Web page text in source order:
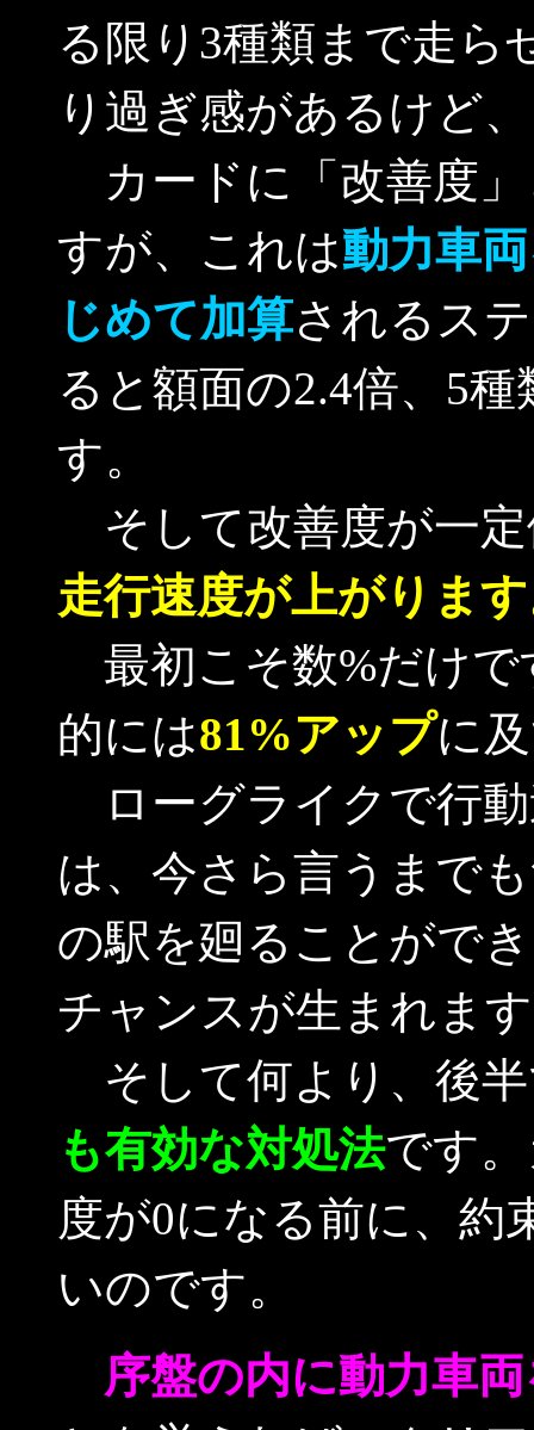
る限り3種類まで走ら
り過ぎ感があるけど
カードに「改善度
すが、これは動力車
じめて加算されるス
ると額面の2.4倍、5
す。
そして改善度が一
走行速度が上がりま
最初こそ数%だけで
的には81%アップに
ローグライクで行
は、今さら言うまで
の駅を廻ることがで
チャンスが生まれま
そして何より、後
も有効な対処法です
度が0になる前に、約
いのです。
序盤の内に動力車